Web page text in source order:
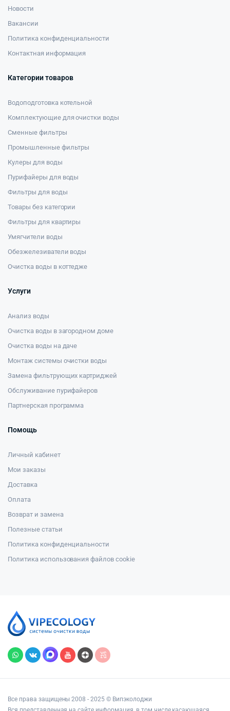
Новости
Вакансии
Политика конфиденциальности
Контактная информация
Категории товаров
Водоподготовка котельной
Комплектующие для очистки воды
Сменные фильтры
Промышленные фильтры
Кулеры для воды
Пурифайеры для воды
Фильтры для воды
Товары без категории
Фильтры для квартиры
Умягчители воды
Обезжелезиватели воды
Очистка воды в коттедже
Услуги
Анализ воды
Очистка воды в загородном доме
Очистка воды на даче
Монтаж системы очистки воды
Замена фильтрующих картриджей
Обслуживание пурифайеров
Партнерская программа
Помощь
Личный кабинет
Мои заказы
Доставка
Оплата
Возврат и замена
Полезные статьи
Политика конфиденциальности
Политика использования файлов cookie
Все права защищены 2008 - 2025 © Випэколоджи